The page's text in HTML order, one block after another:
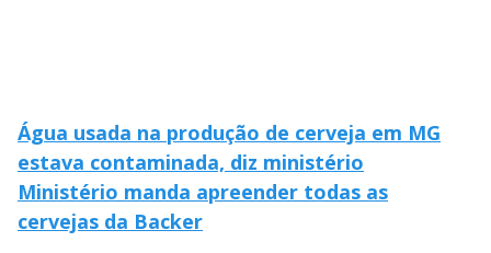
Água usada na produção de cerveja em MG
estava contaminada, diz ministério
Ministério manda apreender todas as
cervejas da Backer